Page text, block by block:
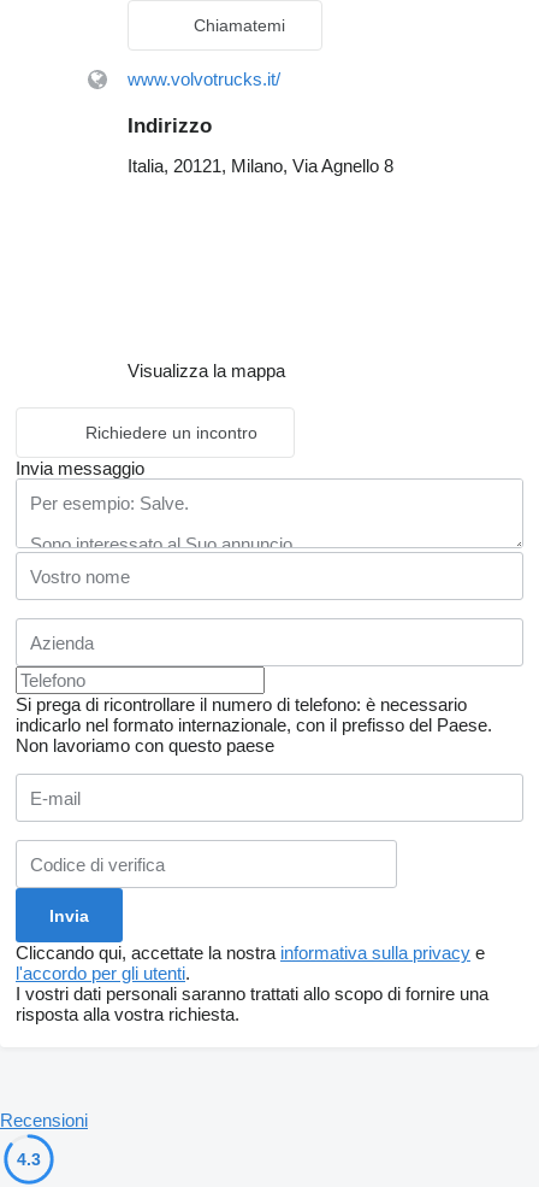
Chiamatemi
www.volvotrucks.it/
Indirizzo
Italia, 20121, Milano, Via Agnello 8
Visualizza la mappa
Richiedere un incontro
Invia messaggio
Si prega di ricontrollare il numero di telefono: è necessario
indicarlo nel formato internazionale, con il prefisso del Paese.
Non lavoriamo con questo paese
Cliccando qui, accettate la nostra informativa sulla privacy e
l'accordo per gli utenti.
I vostri dati personali saranno trattati allo scopo di fornire una
risposta alla vostra richiesta.
Recensioni
4.3